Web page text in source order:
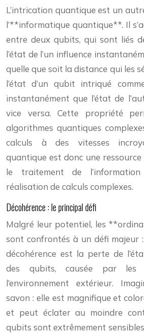
L’intrication quantique est un
l’**informatique quantique**. Il
entre deux qubits, qui sont liés
l’état de l’un influence
quelle que soit la distance qui les
l’état d’un qubit intriqué
instantanément que l’état de
vice versa. Cette propriété
algorithmes quantiques
calculs à des vitesses
quantique est donc une
le traitement de
réalisation de calculs complexes.
Décohérence : le principal défi
Malgré leur potentiel, les
sont confrontés à un défi majeur
décohérence est la perte de
des qubits, causée par les
l’environnement extérieur.
savon : elle est magnifique et
et peut éclater au moindre
qubits sont extrêmement